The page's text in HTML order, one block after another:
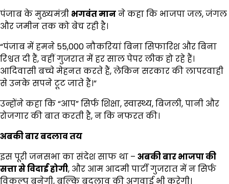
पंजाब के मुख्यमंत्री भगवंत मानने कहा कि भाजपा जल, जंगल
और जमीन तक को बेच रही है।
“पंजाब में हमने 55,000 नौकरियां बिना सिफारिश और बिना
रिश्वत दी हैं, वहीं गुजरात में हर साल पेपर लीक हो रहे हैं।
आदिवासी बच्चे मेहनत करते हैं, लेकिन सरकार की लापरवाही
से उनके सपने टूट जाते हैं।”
उन्होंने कहा कि “आप” सिर्फ शिक्षा, स्वास्थ्य, बिजली, पानी और
रोजगार की बात करती है, न कि नफरत की।
अबकी बार बदलाव तय
इस पूरी जनसभा का संदेश साफ था – अबकी बार भाजपा की
सत्ता से विदाई होगी, और आम आदमी पार्टी गुजरात में न सिर्फ
विकल्प बनेगी, बल्कि बदलाव की अगुवाई भी करेगी।